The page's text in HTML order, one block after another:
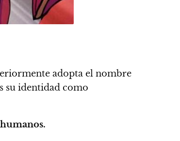
adopta el nombre
su identidad como